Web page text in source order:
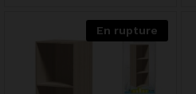
En rupture